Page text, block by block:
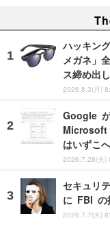
ハッキン
メガネ」
ス締め出し
2026.8.3(月)
Google が
Microsoft
はいずこへ
2026.7.28(火)
セキュリ
に FBI の
2026.7.7(火)